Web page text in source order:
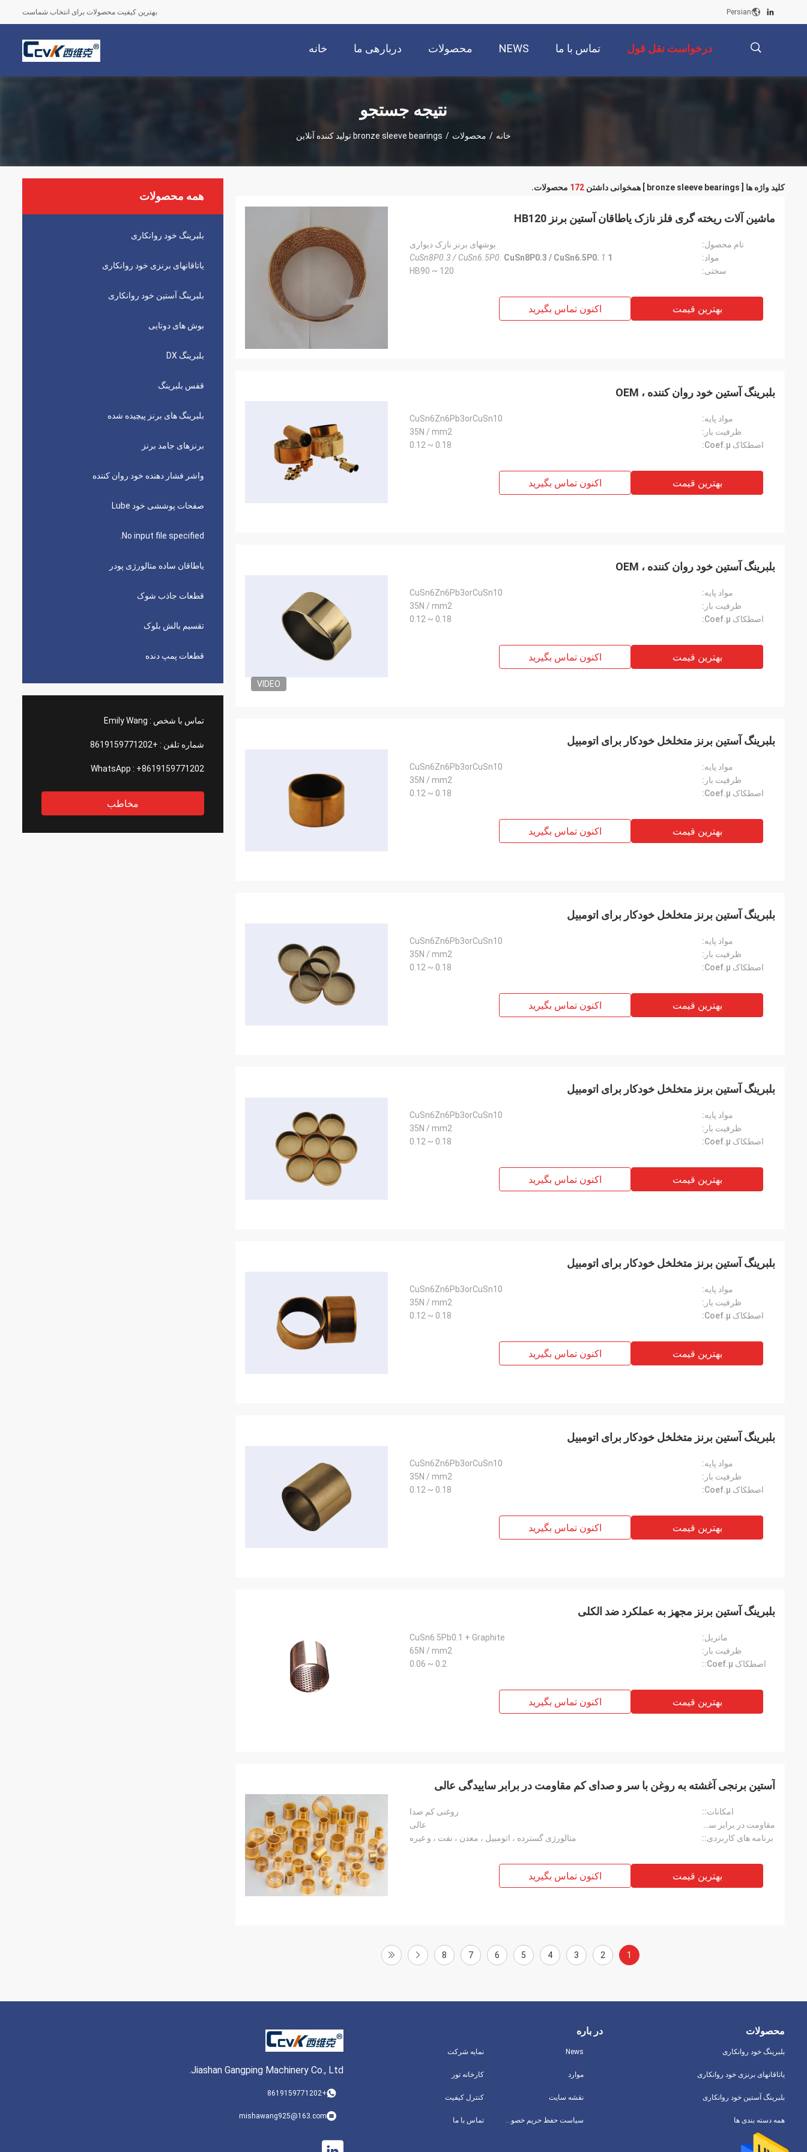
بهترین کیفیت محصولات برای انتخاب شماست Persian
خانه دربارهی ما محصولات NEWS تماس با ما درخواست نقل قول
نتیجه جستجو
خانه / محصولات / bronze sleeve bearings تولید کننده آنلاین
همه محصولات
بلبرینگ خود روانکاری
یاتاقانهای برنزی خود روانکاری
بلبرینگ آستین خود روانکاری
بوش های دوتایی
بلبرینگ DX
قفس بلبرینگ
بلبرینگ های برنز پیچیده شده
برنزهای جامد برنز
واشر فشار دهنده خود روان کننده
صفحات پوششی خود Lube
No input file specified.
یاطاقان ساده متالورژی پودر
قطعات جاذب شوک
تقسیم بالش بلوک
قطعات پمپ دنده
تماس با شخص : Emily Wang
شماره تلفن : +8619159771202
WhatsApp : +8619159771202
مخاطب
کلید واژه ها [ bronze sleeve bearings ] همخوانی داشتن 172 محصولات.
ماشین آلات ریخته گری فلز نازک یاطاقان آستین برنز HB120
نام محصول:
بوشهای برنز نازک دیواری
مواد:
CuSn8P0.3 / CuSn6.5P0. CuSn8P0.3 / CuSn6.5P0. 1 1
سختی:
HB90 ~ 120
بهترین قیمت اکنون تماس بگیرید
بلبرینگ آستین خود روان کننده ، OEM
مواد پایه:
CuSn6Zn6Pb3orCuSn10
ظرفیت بار:
35N / mm2
اصطکاک Coef.μ:
0.18 ~ 0.12
بهترین قیمت اکنون تماس بگیرید
VIDEO
بلبرینگ آستین خود روان کننده ، OEM
مواد پایه:
CuSn6Zn6Pb3orCuSn10
ظرفیت بار:
35N / mm2
اصطکاک Coef.μ:
0.18 ~ 0.12
بهترین قیمت اکنون تماس بگیرید
بلبرینگ آستین برنز متخلخل خودکار برای اتومبیل
مواد پایه:
CuSn6Zn6Pb3orCuSn10
ظرفیت بار:
35N / mm2
اصطکاک Coef.μ:
0.18 ~ 0.12
بهترین قیمت اکنون تماس بگیرید
بلبرینگ آستین برنز متخلخل خودکار برای اتومبیل
مواد پایه:
CuSn6Zn6Pb3orCuSn10
ظرفیت بار:
35N / mm2
اصطکاک Coef.μ:
0.18 ~ 0.12
بهترین قیمت اکنون تماس بگیرید
بلبرینگ آستین برنز متخلخل خودکار برای اتومبیل
مواد پایه:
CuSn6Zn6Pb3orCuSn10
ظرفیت بار:
35N / mm2
اصطکاک Coef.μ:
0.18 ~ 0.12
بهترین قیمت اکنون تماس بگیرید
بلبرینگ آستین برنز متخلخل خودکار برای اتومبیل
مواد پایه:
CuSn6Zn6Pb3orCuSn10
ظرفیت بار:
35N / mm2
اصطکاک Coef.μ:
0.18 ~ 0.12
بهترین قیمت اکنون تماس بگیرید
بلبرینگ آستین برنز متخلخل خودکار برای اتومبیل
مواد پایه:
CuSn6Zn6Pb3orCuSn10
ظرفیت بار:
35N / mm2
اصطکاک Coef.μ:
0.18 ~ 0.12
بهترین قیمت اکنون تماس بگیرید
بلبرینگ آستین برنز مجهز به عملکرد ضد الکلی
ماتریل:
CuSn6.5Pb0.1 + Graphite
ظرفیت بار:
65N / mm2
اصطکاک Coef.μ::
0.2 ~ 0.06
بهترین قیمت اکنون تماس بگیرید
آستین برنجی آغشته به روغن با سر و صدای کم مقاومت در برابر ساییدگی عالی
امکانات::
روغنی کم صدا
مقاومت در برابر سایش::
عالی
برنامه های کاربردی::
متالورژی گسترده ، اتومبیل ، معدن ، نفت ، و غیره
بهترین قیمت اکنون تماس بگیرید
1
2
3
4
5
6
7
8
Jiashan Gangping Machinery Co., Ltd.
+8619159771202
mishawang925@163.com
در باره
نمایه شرکت
کارخانه تور
کنترل کیفیت
تماس با ما
News
موارد
نقشه سایت
سیاست حفظ حریم خصوصی
محصولات
بلبرینگ خود روانکاری
یاتاقانهای برنزی خود روانکاری
بلبرینگ آستین خود روانکاری
همه دسته بندی ها